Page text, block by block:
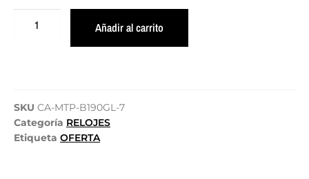
Añadir al carrito
SKU CA-MTP-B190GL-7
Categoría RELOJES
Etiqueta OFERTA